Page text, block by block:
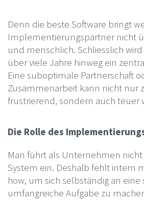
Denn die beste Software bringt
Implementierungspartner nicht
und menschlich. Schliesslich wird
über viele Jahre hinweg ein
Eine suboptimale Partnerschaft
Zusammenarbeit kann nicht nur
frustrierend, sondern auch teuer
Die Rolle des
Man führt als Unternehmen nicht
System ein. Deshalb fehlt intern
how, um sich selbständig an
umfangreiche Aufgabe zu